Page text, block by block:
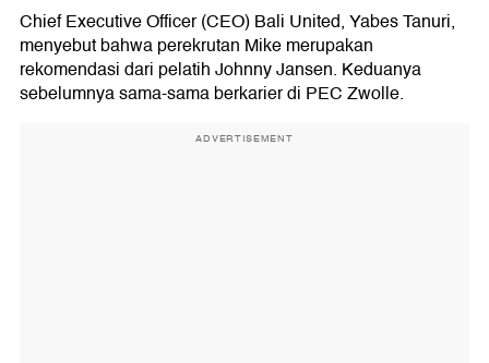
Chief Executive Officer (CEO) Bali United, Yabes Tanuri,
menyebut bahwa perekrutan Mike merupakan
rekomendasi dari pelatih Johnny Jansen. Keduanya
sebelumnya sama-sama berkarier di PEC Zwolle.
ADVERTISEMENT